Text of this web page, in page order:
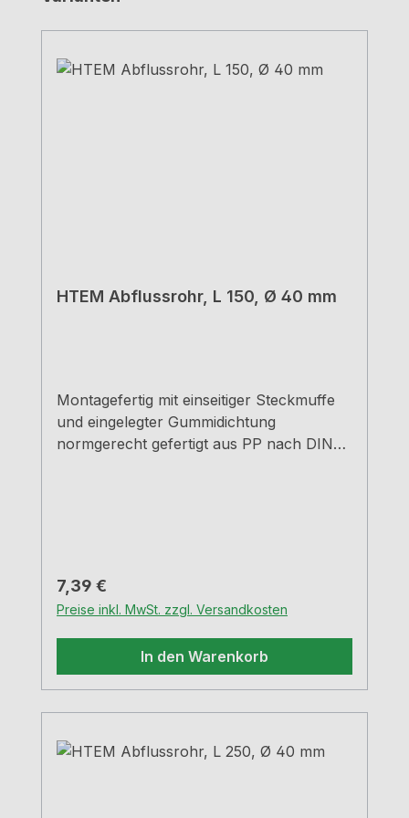
HTEM Abflussrohr, L 150, Ø 40 mm
Montagefertig mit einseitiger Steckmuffe
und eingelegter Gummidichtung
normgerecht gefertigt aus PP nach DIN
Regulärer Preis:
7,39 €
Preise inkl. MwSt. zzgl. Versandkosten
In den Warenkorb